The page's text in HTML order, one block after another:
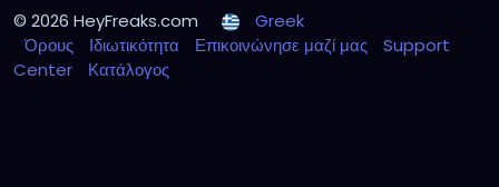
© 2026 HeyFreaks.com
Greek
Όρους
Ιδιωτικότητα Επικοινώνησε μαζί μας
Support
Center
Κατάλογος